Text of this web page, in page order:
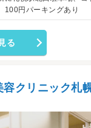
100円パーキングあり
る
容クリニック札